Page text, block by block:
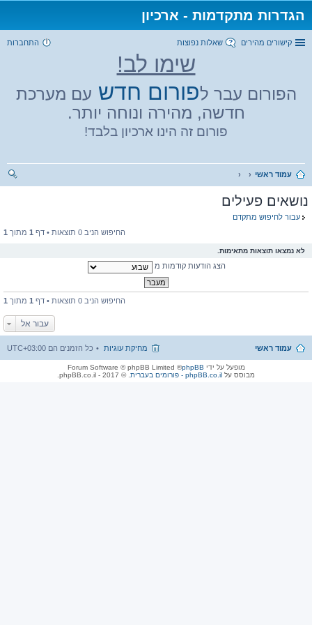
הגדרות מתקדמות - ארכיון
קישורים מהירים שאלות נפוצות התחברות
שימו לב!
הפורום עבר לפורום חדש עם מערכת
חדשה, מהירה ונוחה יותר.
פורום זה הינו ארכיון בלבד!
עמוד ראשי
נושאים פעילים
עבור לחיפוש מתקדם
החיפוש הניב 0 תוצאות • דף
1 מתוך 1
לא נמצאו תוצאות מתאימות.
הצג הודעות קודמות מ
החיפוש הניב 0 תוצאות • דף 1 מתוך 1
עבור אל
עמוד ראשי כל הזמנים הם UTC+03:00 מחיקת עוגיות
מופעל על ידי phpBB
® Forum Software © phpBB Limited
מבוסס על phpBB.co.il - פורומים בעברית . © 2017 - phpBB.co.il.